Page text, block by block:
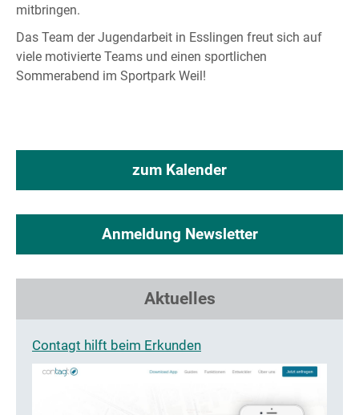
mitbringen.
Das Team der Jugendarbeit in Esslingen freut sich auf
viele motivierte Teams und einen sportlichen
Sommerabend im Sportpark Weil!
zum Kalender
Anmeldung Newsletter
Aktuelles
Contagt hilft beim Erkunden